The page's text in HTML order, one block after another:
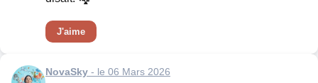
J'aime
NovaSky - le 06 Mars 2026